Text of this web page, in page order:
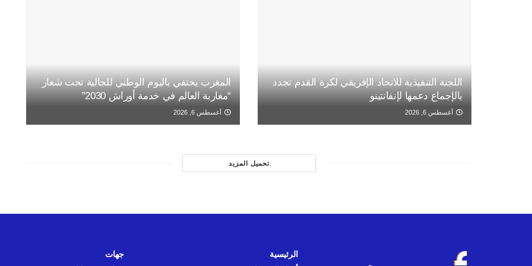
اللجنة التنفيذية للاتحاد الإفريقي لكرة القدم تجدد
بالإجماع دعمها لإنفانتينو
أغسطس 6, 2026
المغرب يحتفي باليوم الوطني للجالية تحت شعار
“مغاربة العالم في خدمة أوراش 2030”
أغسطس 6, 2026
تحميل المزيد
الرئيسية
جهات